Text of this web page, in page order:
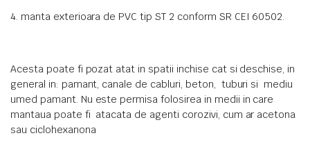
4. manta exterioara de PVC tip ST 2 conform SR CEI 60502.
Acesta poate fi pozat atat in spatii inchise cat si deschise, in
general in: pamant, canale de cabluri, beton, tuburi si mediu
umed pamant. Nu este permisa folosirea in medii in care
mantaua poate fi atacata de agenti corozivi, cum ar acetona
sau ciclohexanona